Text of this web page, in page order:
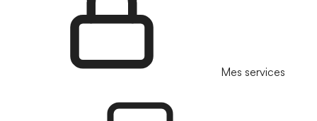
Mes services